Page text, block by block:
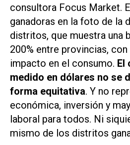
consultora Focus Market.
ganadoras en la foto de la
distritos, que muestra una
200% entre provincias,
impacto en el consumo. El
medido en dólares no se
forma equitativa. Y no
económica, inversión y
laboral para todos. Ni
mismo de los distritos